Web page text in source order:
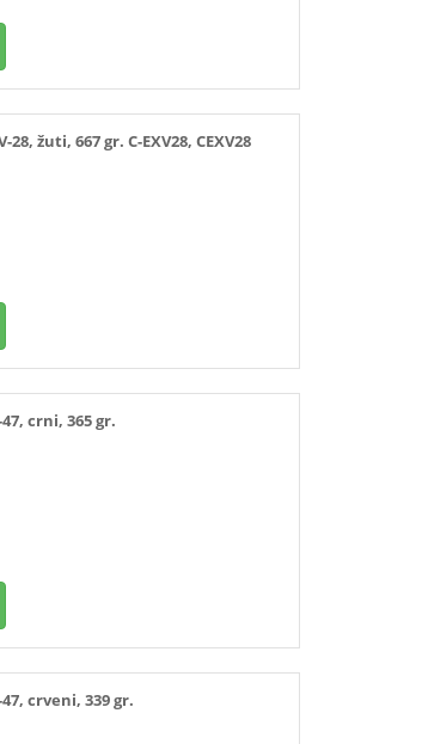
28, žuti, 667 gr. C-EXV28, CEXV28
47, crni, 365 gr.
47, crveni, 339 gr.